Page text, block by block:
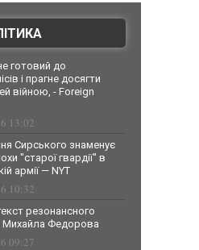
готовий до
і прагне досягти
війною, - Foreign
13:02
Сирського знаменує
"старої гвардії" в
армії — NYT
10:32
резонансного
Михайла Федорова
09:27